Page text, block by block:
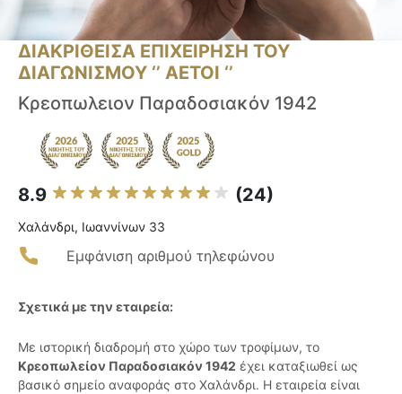
ΔΙΑΚΡΙΘΕΙΣΑ ΕΠΙΧΕΙΡΗΣΗ ΤΟΥ
ΔΙΑΓΩΝΙΣΜΟΥ ‘’ ΑΕΤΟΙ ‘’
Κρεοπωλειον Παραδοσιακόν 1942
8.9 (24)
Χαλάνδρι, Ιωαννίνων 33
Εμφάνιση αριθμού τηλεφώνου
Σχετικά με την εταιρεία:
Με ιστορική διαδρομή στο χώρο των τροφίμων, το
Κρεοπωλείον Παραδοσιακόν 1942 έχει καταξιωθεί ως
βασικό σημείο αναφοράς στο Χαλάνδρι. Η εταιρεία είναι